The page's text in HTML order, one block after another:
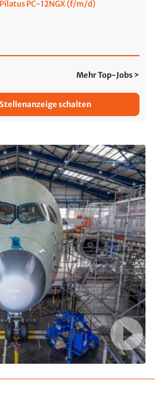
PC-12NGX (f/m/d)
Mehr Top-Jobs >
schalten